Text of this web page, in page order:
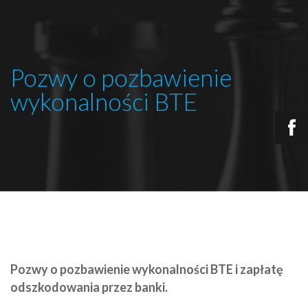
Pozwy o pozbawienie
wykonalności BTE
Pozwy o pozbawienie wykonalności BTE i zapłatę
odszkodowania przez banki.